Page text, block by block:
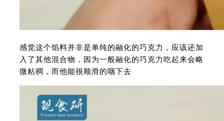
感觉这个馅料并非是单纯的融化的巧克力，应该还加
入了其他混合物，因为一般融化的巧克力吃起来会略
微粘稠，而他能很顺滑的咽下去